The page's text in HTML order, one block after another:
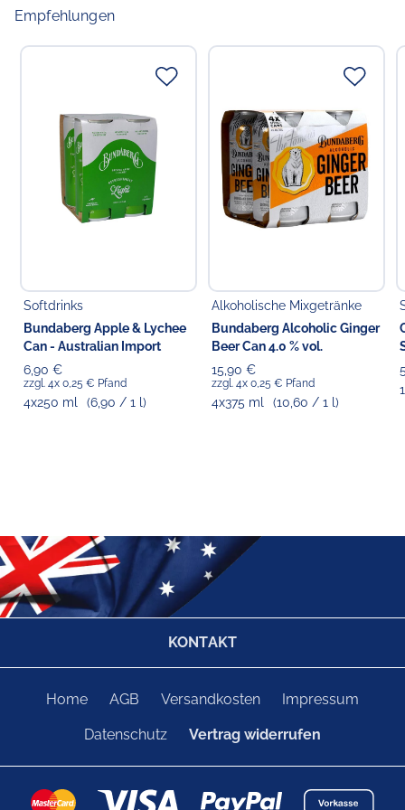
Empfehlungen
Softdrinks
Bundaberg Apple & Lychee
Can - Australian Import
6,90 €
zzgl. 4x 0,25 € Pfand
4x250 ml (6,90 / 1 l)
Alkoholische Mixgetränke
Bundaberg Alcoholic Ginger
Beer Can 4.0 % vol.
15,90 €
zzgl. 4x 0,25 € Pfand
4x375 ml (10,60 / 1 l)
KONTAKT
Home AGB Versandkosten Impressum
Datenschutz Vertrag widerrufen